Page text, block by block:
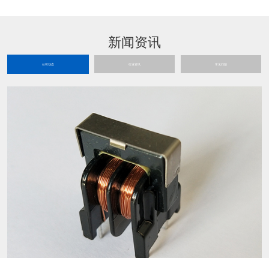
新闻资讯
公司动态 行业资讯 常见问题